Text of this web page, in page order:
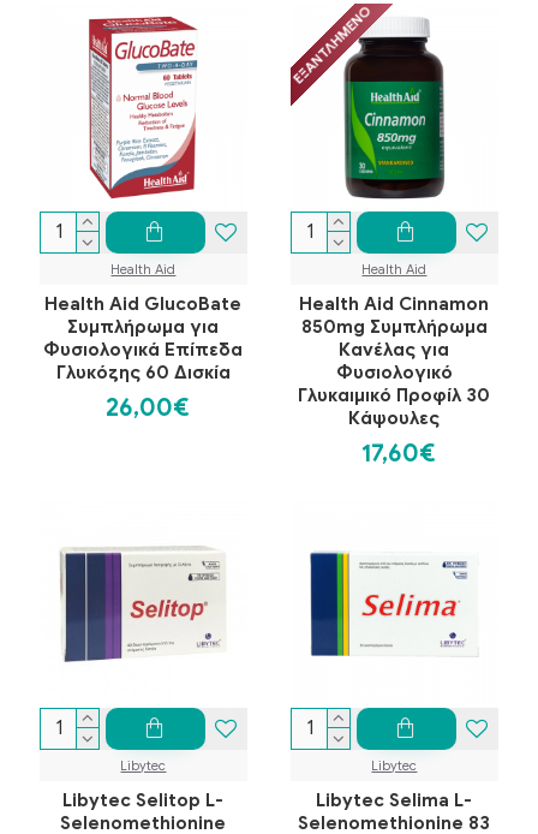
Health Aid
Health Aid GlucoBate
Συμπλήρωμα για
Φυσιολογικά Επίπεδα
Γλυκόζης 60 Δισκία
26,00€
ΕΞΑΝΤΛΗΜΈΝΟ
Health Aid
Health Aid Cinnamon
850mg Συμπλήρωμα
Κανέλας για
Φυσιολογικό
Γλυκαιμικό Προφίλ 30
Κάψουλες
17,60€
Libytec
Libytec Selitop L-
Selenomethionine
Libytec
Libytec Selima L-
Selenomethionine 83